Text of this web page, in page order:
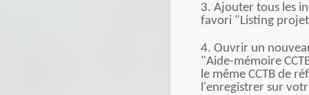
3. Ajouter tous les
favori "Listing
4. Ouvrir un
"Aide-mémoire
le même CCTB de
l'enregistrer sur